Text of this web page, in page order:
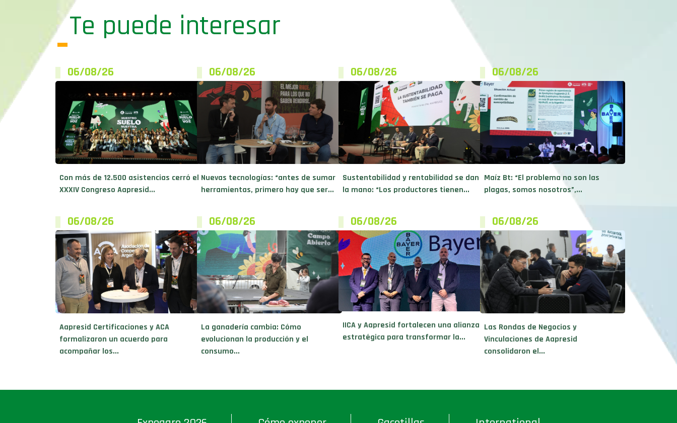
Te puede interesar
06/08/26
Con más de 12.500 asistencias cerró el
XXXIV Congreso Aapresid...
06/08/26
Nuevas tecnologías: “antes de sumar
herramientas, primero hay que ser...
06/08/26
Sustentabilidad y rentabilidad se dan
la mano: “Los productores tienen...
06/08/26
Maíz Bt: “El problema no son las
plagas, somos nosotros”,...
06/08/26
Aapresid Certificaciones y ACA
formalizaron un acuerdo para
acompañar los...
06/08/26
La ganadería cambia: Cómo
evolucionan la producción y el
consumo...
06/08/26
IICA y Aapresid fortalecen una alianza
estratégica para transformar la...
06/08/26
Las Rondas de Negocios y
Vinculaciones de Aapresid
consolidaron el...